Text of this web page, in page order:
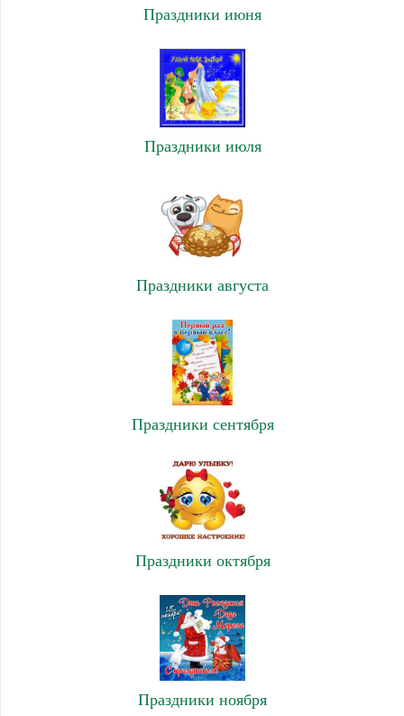
Праздники июня
Праздники июля
Праздники августа
Праздники сентября
Праздники октября
Праздники ноября